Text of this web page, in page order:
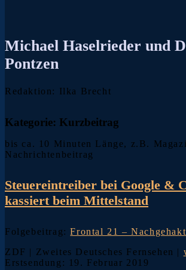
Michael Haselrieder und
Pontzen
Redaktion: Ilka Brecht
Kategorie: Kurzbeitrag
bis ca. 10 Minuten Länge, z.B.
Nachrichtenbeitrag
Steuereintreiber bei Google &
kassiert beim Mittelstand
Folgebeitrag:Frontal 21 – Nachgehakt
ZDF | Zweites Deutsches Fernsehen |
Erstsendung: 19. Februar 2019